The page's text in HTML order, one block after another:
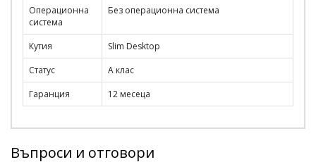
Операционна
система
Без операционна система
Кутия
Slim Desktop
Статус
A клас
Гаранция
12 месеца
Въпроси и отговори